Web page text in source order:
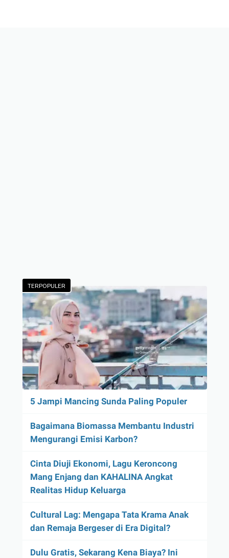
TERPOPULER
5 Jampi Mancing Sunda Paling Populer
Bagaimana Biomassa Membantu Industri
Mengurangi Emisi Karbon?
Cinta Diuji Ekonomi, Lagu Keroncong
Mang Enjang dan KAHALINA Angkat
Realitas Hidup Keluarga
Cultural Lag: Mengapa Tata Krama Anak
dan Remaja Bergeser di Era Digital?
Dulu Gratis, Sekarang Kena Biaya? Ini